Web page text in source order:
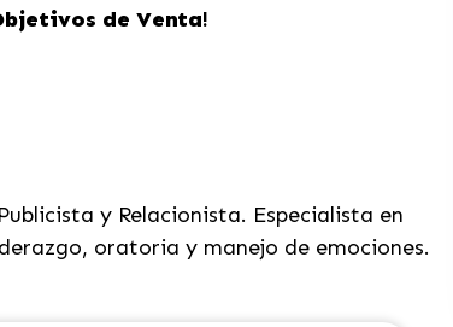
de Venta!
y Relacionista. Especialista en
oratoria y manejo de emociones.